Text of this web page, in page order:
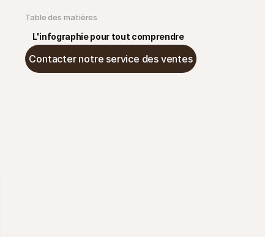
Table des matières
L'infographie pour tout comprendre
Contacter notre service des ventes